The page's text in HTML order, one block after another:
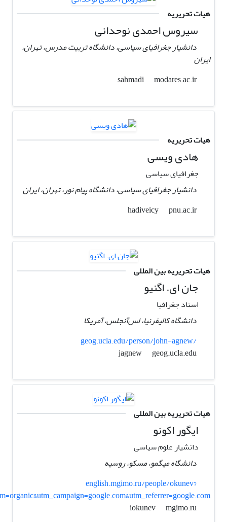
هیات تحریریه
سیروس احمدی نوحدانی
دانشیار جغرافیای سیاسی، دانشگاه تربیت مدرس، تهران،
ایران
sahmadi
modares.ac.ir
هیات تحریریه
هادی ویسی
جغرافیای سیاسی
دانشیار جغرافیای سیاسی، دانشگاه پیام نور، تهران، ایران
hadiveicy
pnu.ac.ir
هیات تحریریه بین المللی
جان ای. اگنیو
استاد جغرافیا
دانشگاه کالیفرنیا، لس‌آنجلس، آمریکا
geog.ucla.edu/person/john-agnew/
geog.ucla.edu
هیات تحریریه بین المللی
ایگور اکونو
دانشیار علوم سیاسی
دانشگاه میگمو، مسکو، روسیه
english.mgimo.ru/people/okunev?
mgimo.ru